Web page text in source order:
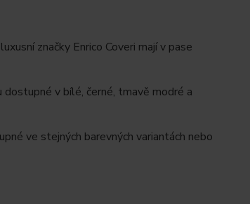
značky Enrico Coveri mají v pase
v bílé, černé, tmavě modré a
ve stejných barevných variantách nebo